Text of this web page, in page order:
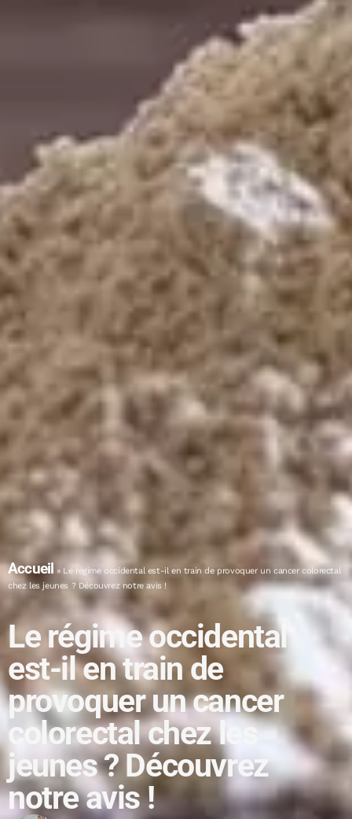
Accueil » Le régime occidental est-il en train de provoquer un cancer colorectal
chez les jeunes ? Découvrez notre avis !
Le régime occidental
est-il en train de
provoquer un cancer
colorectal chez les
jeunes ? Découvrez
notre avis !